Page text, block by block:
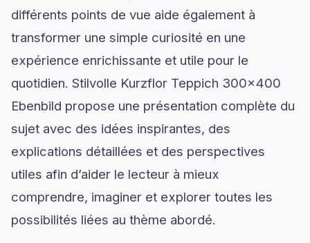
différents points de vue aide également à
transformer une simple curiosité en une
expérience enrichissante et utile pour le
quotidien. Stilvolle Kurzflor Teppich 300x400
Ebenbild propose une présentation complète du
sujet avec des idées inspirantes, des
explications détaillées et des perspectives
utiles afin d’aider le lecteur à mieux
comprendre, imaginer et explorer toutes les
possibilités liées au thème abordé.